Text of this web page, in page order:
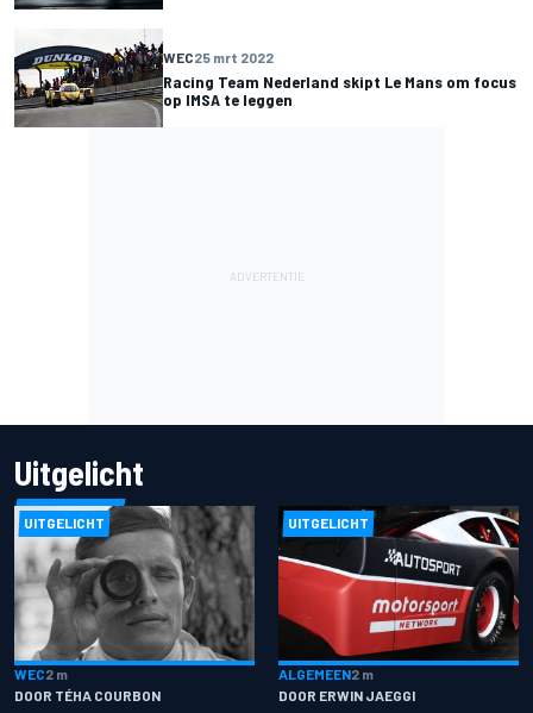
WEC25 mrt 2022
Racing Team Nederland skipt Le Mans om focus
op IMSA te leggen
Uitgelicht
UITGELICHT
WEC2 m
DOOR TÉHA COURBON
UITGELICHT
ALGEMEEN2 m
DOOR ERWIN JAEGGI